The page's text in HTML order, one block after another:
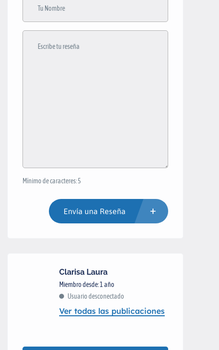
Mínimo de caracteres: 5
Envía una Reseña
Clarisa Laura
Miembro desde: 1 año
Usuario desconectado
Ver todas las publicaciones